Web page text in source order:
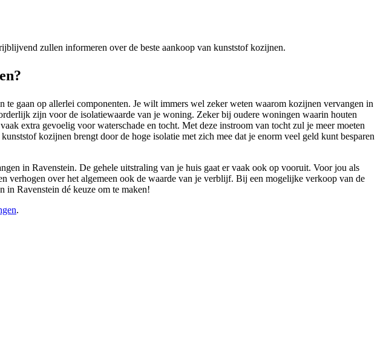
zullen informeren over de beste aankoop van kunststof kozijnen.
gaan op allerlei componenten. Je wilt immers wel zeker weten waarom kozijnen vervangen in
zijn voor de isolatiewaarde van je woning. Zeker bij oudere woningen waarin houten
extra gevoelig voor waterschade en tocht. Met deze instroom van tocht zul je meer moeten
kozijnen brengt door de hoge isolatie met zich mee dat je enorm veel geld kunt besparen
in Ravenstein. De gehele uitstraling van je huis gaat er vaak ook op vooruit. Voor jou als
over het algemeen ook de waarde van je verblijf. Bij een mogelijke verkoop van de
Ravenstein dé keuze om te maken!
.